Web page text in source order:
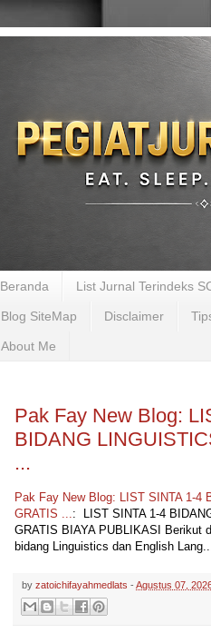
Beranda List Jurnal Terindeks
Blog SiteMap Disclaimer
About Me
Pak Fay New Blog:
BIDANG
...
Pak Fay New Blog: LIST SINTA 1-4
GRATIS ...: LIST SINTA 1-4
GRATIS BIAYA PUBLIKASI Berikut
bidang Linguistics dan English
by zatoichifayahmedlats - Agustus 07,